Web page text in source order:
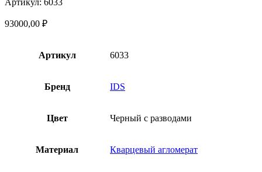
93000,00 ₽
Артикул 6033
Бренд IDS
Цвет Черный с разводами
Материал Кварцевый агломерат